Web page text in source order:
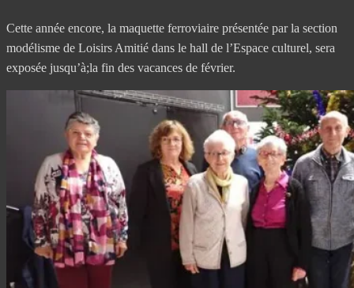
Cette année encore, la maquette ferroviaire présentée par la section
modélisme de Loisirs Amitié dans le hall de l’Espace culturel, sera
exposée jusqu’à;la fin des vacances de février.